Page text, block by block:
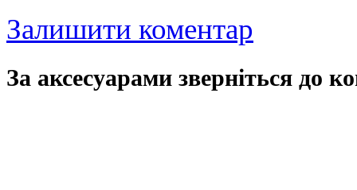
Залишити коментар
За аксесуарами зверніться до